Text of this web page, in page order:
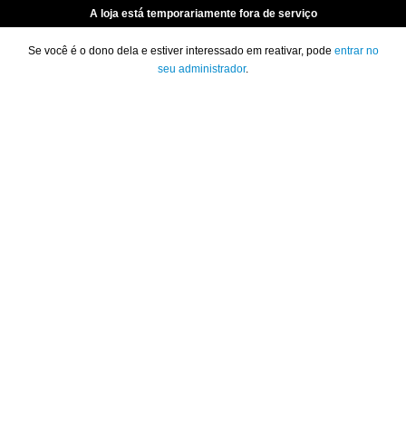
A loja está temporariamente fora de serviço
Se você é o dono dela e estiver interessado em reativar, pode entrar no
seu administrador.